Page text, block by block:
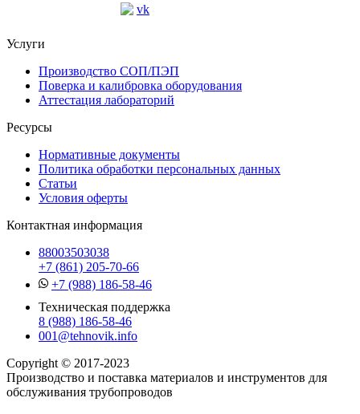
Услуги
Производство СОП/ПЭП
Поверка и калибровка оборудования
Аттестация лабораторий
Ресурсы
Нормативные документы
Политика обработки персональных данных
Статьи
Условия оферты
Контактная информация
88003503038
+7 (861) 205-70-66
+7 (988) 186-58-46
Техническая поддержка
8 (988) 186-58-46
001@tehnovik.info
Copyright © 2017-2023
Производство и поставка материалов и инструментов для
обслуживания трубопроводов